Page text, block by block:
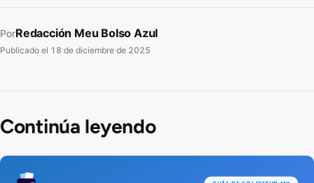
PorRedacción Meu Bolso Azul
Publicado el 18 de diciembre de 2025
Continúa leyendo